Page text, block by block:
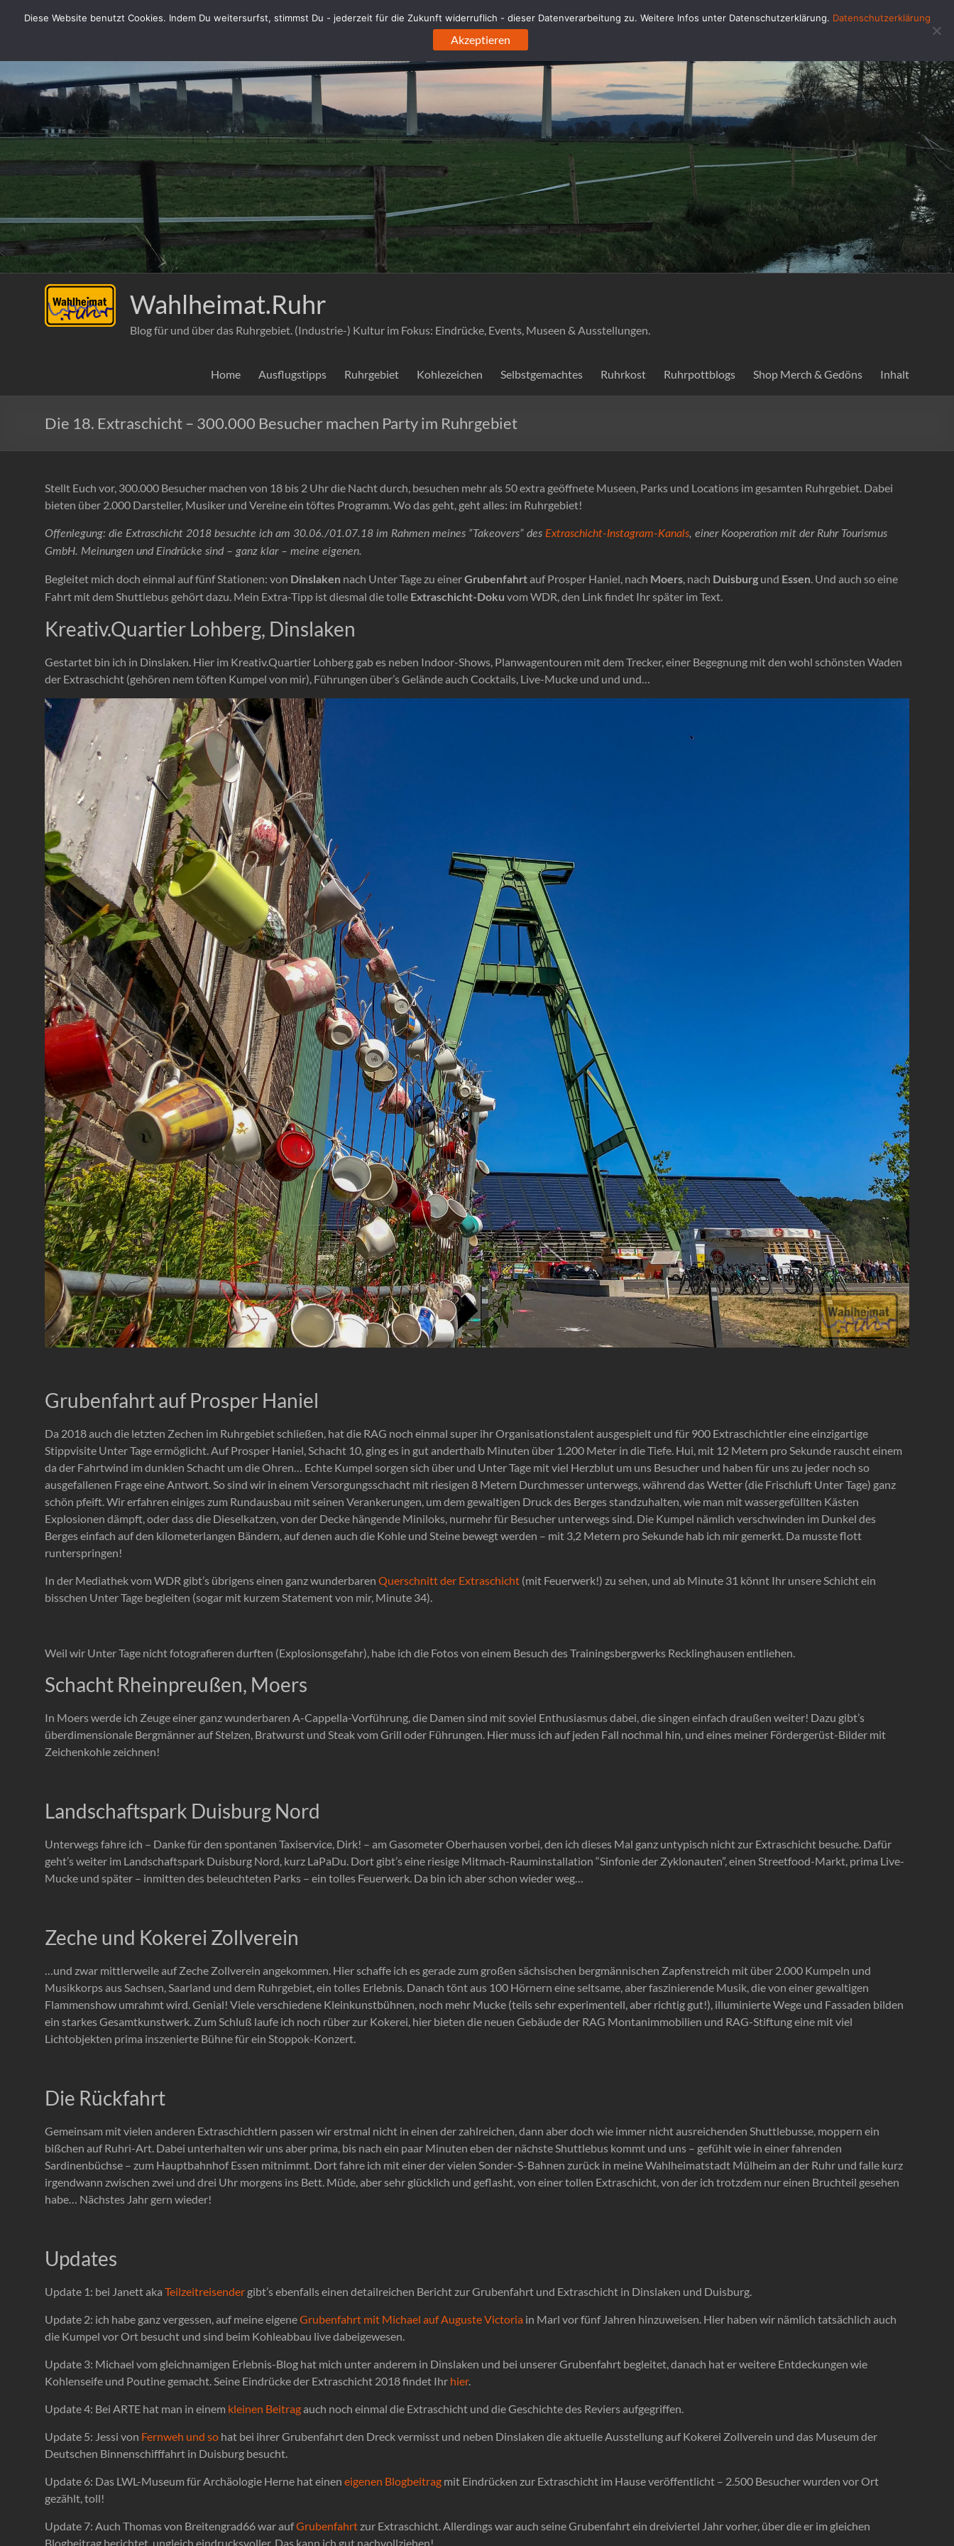
Inhalt
Wahlheimat.Ruhr
Blog für und über das Ruhrgebiet. (Industrie-) Kultur im Fokus: Eindrücke, Events, Museen & Ausstellungen.
Home Ausflugstipps Ruhrgebiet Kohlezeichen Selbstgemachtes Ruhrkost Ruhrpottblogs Shop Merch & Gedöns Inhalt
Die 18. Extraschicht – 300.000 Besucher machen Party im Ruhrgebiet
Stellt Euch vor, 300.000 Besucher machen von 18 bis 2 Uhr die Nacht durch, besuchen mehr als 50 extra geöffnete Museen, Parks und Locations im gesamten Ruhrgebiet. Dabei
bieten über 2.000 Darsteller, Musiker und Vereine ein töftes Programm. Wo das geht, geht alles: im Ruhrgebiet!
Offenlegung: die Extraschicht 2018 besuchte ich am 30.06./01.07.18 im Rahmen meines “Takeovers” des Extraschicht-Instagram-Kanals, einer Kooperation mit der Ruhr Tourismus
GmbH. Meinungen und Eindrücke sind – ganz klar – meine eigenen.
Begleitet mich doch einmal auf fünf Stationen: von Dinslaken nach Unter Tage zu einerGrubenfahrtauf Prosper Haniel, nach Moers, nach Duisburg und Essen. Und auch so eine
Fahrt mit dem Shuttlebus gehört dazu. Mein Extra-Tipp ist diesmal die tolle Extraschicht-Doku vom WDR, den Link findet Ihr später im Text.
Kreativ.Quartier Lohberg, Dinslaken
Gestartet bin ich in Dinslaken. Hier im Kreativ.Quartier Lohberg gab es neben Indoor-Shows, Planwagentouren mit dem Trecker, einer Begegnung mit den wohl schönsten Waden
der Extraschicht (gehören nem töften Kumpel von mir), Führungen über’s Gelände auch Cocktails, Live-Mucke und und und…
Grubenfahrt auf Prosper Haniel
Da 2018 auch die letzten Zechen im Ruhrgebiet schließen, hat die RAG noch einmal super ihr Organisationstalent ausgespielt und für 900 Extraschichtler eine einzigartige
Stippvisite Unter Tage ermöglicht. Auf Prosper Haniel, Schacht 10, ging es in gut anderthalb Minuten über 1.200 Meter in die Tiefe. Hui, mit 12 Metern pro Sekunde rauscht einem
da der Fahrtwind im dunklen Schacht um die Ohren… Echte Kumpel sorgen sich über und Unter Tage mit viel Herzblut um uns Besucher und haben für uns zu jeder noch so
ausgefallenen Frage eine Antwort. So sind wir in einem Versorgungsschacht mit riesigen 8 Metern Durchmesser unterwegs, während das Wetter (die Frischluft Unter Tage) ganz
schön pfeift. Wir erfahren einiges zum Rundausbau mit seinen Verankerungen, um dem gewaltigen Druck des Berges standzuhalten, wie man mit wassergefüllten Kästen
Explosionen dämpft, oder dass die Dieselkatzen, von der Decke hängende Miniloks, nurmehr für Besucher unterwegs sind. Die Kumpel nämlich verschwinden im Dunkel des
Berges einfach auf den kilometerlangen Bändern, auf denen auch die Kohle und Steine bewegt werden – mit 3,2 Metern pro Sekunde hab ich mir gemerkt. Da musste flott
runterspringen!
In der Mediathek vom WDR gibt’s übrigens einen ganz wunderbaren Querschnitt der Extraschicht (mit Feuerwerk!) zu sehen, und ab Minute 31 könnt Ihr unsere Schicht ein
bisschen Unter Tage begleiten (sogar mit kurzem Statement von mir, Minute 34).
Weil wir Unter Tage nicht fotografieren durften (Explosionsgefahr), habe ich die Fotos von einem Besuch des Trainingsbergwerks Recklinghausen entliehen.
Schacht Rheinpreußen, Moers
In Moers werde ich Zeuge einer ganz wunderbaren A-Cappella-Vorführung, die Damen sind mit soviel Enthusiasmus dabei, die singen einfach draußen weiter! Dazu gibt’s
überdimensionale Bergmänner auf Stelzen, Bratwurst und Steak vom Grill oder Führungen. Hier muss ich auf jeden Fall nochmal hin, und eines meiner Fördergerüst-Bilder mit
Zeichenkohle zeichnen!
Landschaftspark Duisburg Nord
Unterwegs fahre ich – Danke für den spontanen Taxiservice, Dirk! – am Gasometer Oberhausen vorbei, den ich dieses Mal ganz untypisch nicht zur Extraschicht besuche. Dafür
geht’s weiter im Landschaftspark Duisburg Nord, kurz LaPaDu. Dort gibt’s eine riesige Mitmach-Rauminstallation “Sinfonie der Zyklonauten”, einen Streetfood-Markt, prima Live-
Mucke und später – inmitten des beleuchteten Parks – ein tolles Feuerwerk. Da bin ich aber schon wieder weg…
Zeche und Kokerei Zollverein
…und zwar mittlerweile auf Zeche Zollverein angekommen. Hier schaffe ich es gerade zum großen sächsischen bergmännischen Zapfenstreich mit über 2.000 Kumpeln und
Musikkorps aus Sachsen, Saarland und dem Ruhrgebiet, ein tolles Erlebnis. Danach tönt aus 100 Hörnern eine seltsame, aber faszinierende Musik, die von einer gewaltigen
Flammenshow umrahmt wird. Genial! Viele verschiedene Kleinkunstbühnen, noch mehr Mucke (teils sehr experimentell, aber richtig gut!), illuminierte Wege und Fassaden bilden
ein starkes Gesamtkunstwerk. Zum Schluß laufe ich noch rüber zur Kokerei, hier bieten die neuen Gebäude der RAG Montanimmobilien und RAG-Stiftung eine mit viel
Lichtobjekten prima inszenierte Bühne für ein Stoppok-Konzert.
Die Rückfahrt
Gemeinsam mit vielen anderen Extraschichtlern passen wir erstmal nicht in einen der zahlreichen, dann aber doch wie immer nicht ausreichenden Shuttlebusse, moppern ein
bißchen auf Ruhri-Art. Dabei unterhalten wir uns aber prima, bis nach ein paar Minuten eben der nächste Shuttlebus kommt und uns – gefühlt wie in einer fahrenden
Sardinenbüchse – zum Hauptbahnhof Essen mitnimmt. Dort fahre ich mit einer der vielen Sonder-S-Bahnen zurück in meine Wahlheimatstadt Mülheim an der Ruhr und falle kurz
irgendwann zwischen zwei und drei Uhr morgens ins Bett. Müde, aber sehr glücklich und geflasht, von einer tollen Extraschicht, von der ich trotzdem nur einen Bruchteil gesehen
habe… Nächstes Jahr gern wieder!
Updates
Update 1: bei Janett aka Teilzeitreisender gibt’s ebenfalls einen detailreichen Bericht zur Grubenfahrt und Extraschicht in Dinslaken und Duisburg.
Update 2: ich habe ganz vergessen, auf meine eigeneGrubenfahrt mit Michael auf Auguste Victoria in Marl vor fünf Jahren hinzuweisen. Hier haben wir nämlich tatsächlich auch
die Kumpel vor Ort besucht und sind beim Kohleabbau live dabeigewesen.
Update 3: Michael vom gleichnamigen Erlebnis-Blog hat mich unter anderem in Dinslaken und bei unserer Grubenfahrt begleitet, danach hat er weitere Entdeckungen wie
Kohlenseife und Poutine gemacht. Seine Eindrücke der Extraschicht 2018 findet Ihr hier.
Update 4: Bei ARTE hat man in einem kleinen Beitragauch noch einmal die Extraschicht und die Geschichte des Reviers aufgegriffen.
Update 5: Jessi von Fernweh und so hat bei ihrer Grubenfahrt den Dreck vermisst und neben Dinslaken die aktuelle Ausstellung auf Kokerei Zollverein und das Museum der
Deutschen Binnenschifffahrt in Duisburg besucht.
Update 6: Das LWL-Museum für Archäologie Herne hat einen eigenen Blogbeitrag mit Eindrücken zur Extraschicht im Hause veröffentlicht – 2.500 Besucher wurden vor Ort
gezählt, toll!
Update 7: Auch Thomas von Breitengrad66 war aufGrubenfahrtzur Extraschicht. Allerdings war auch seine Grubenfahrt ein dreiviertel Jahr vorher, über die er im gleichen
Blogbeitrag berichtet, ungleich eindrucksvoller. Das kann ich gut nachvollziehen!
Diese Website benutzt Cookies. Indem Du weitersurfst, stimmst Du - jederzeit für die Zukunft widerruflich - dieser Datenverarbeitung zu. Weitere Infos unter Datenschutzerklärung. Datenschutzerklärung
Akzeptieren